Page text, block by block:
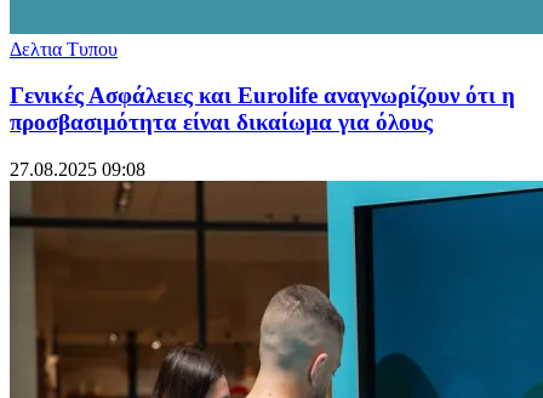
Δελτια Τυπου
Γενικές Ασφάλειες και Eurolife αναγνωρίζουν ότι η
προσβασιμότητα είναι δικαίωμα για όλους
27.08.2025 09:08